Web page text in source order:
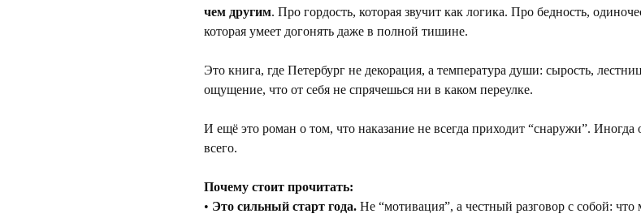
чем другим. Про гордость, которая звучит как логика. Про бедность,
которая умеет догонять даже в полной тишине.
Это книга, где Петербург не декорация, а температура души: сырость,
ощущение, что от себя не спрячешься ни в каком переулке.
И ещё это роман о том, что наказание не всегда приходит “снаружи”.
всего.
Почему стоит прочитать:
• Это сильный старт года. Не “мотивация”, а честный разговор с собой: что